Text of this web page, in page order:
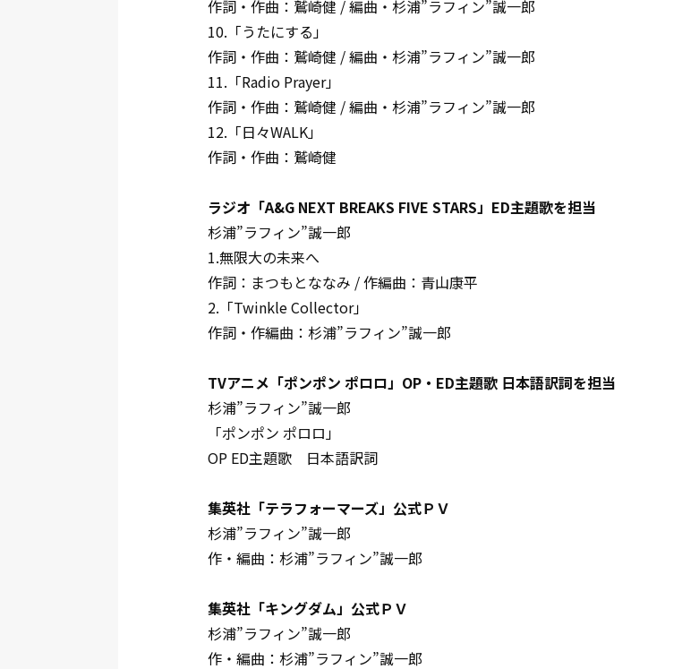
作詞・作曲：鷲崎健 / 編曲・杉浦”ラフィン”誠一郎
10.「うたにする」
作詞・作曲：鷲崎健 / 編曲・杉浦”ラフィン”誠一郎
11.「Radio Prayer」
作詞・作曲：鷲崎健 / 編曲・杉浦”ラフィン”誠一郎
12.「日々WALK」
作詞・作曲：鷲崎健
ラジオ「A&G NEXT BREAKS FIVE STARS」ED主題歌を担当
杉浦”ラフィン”誠一郎
1.無限大の未来へ
作詞：まつもとななみ / 作編曲：青山康平
2.「Twinkle Collector」
作詞・作編曲：杉浦”ラフィン”誠一郎
TVアニメ「ポンポン ポロロ」OP・ED主題歌 日本語訳詞を担当
杉浦”ラフィン”誠一郎
「ポンポン ポロロ」
OP ED主題歌 日本語訳詞
集英社「テラフォーマーズ」公式ＰＶ
杉浦”ラフィン”誠一郎
作・編曲：杉浦”ラフィン”誠一郎
集英社「キングダム」公式ＰＶ
杉浦”ラフィン”誠一郎
作・編曲：杉浦”ラフィン”誠一郎